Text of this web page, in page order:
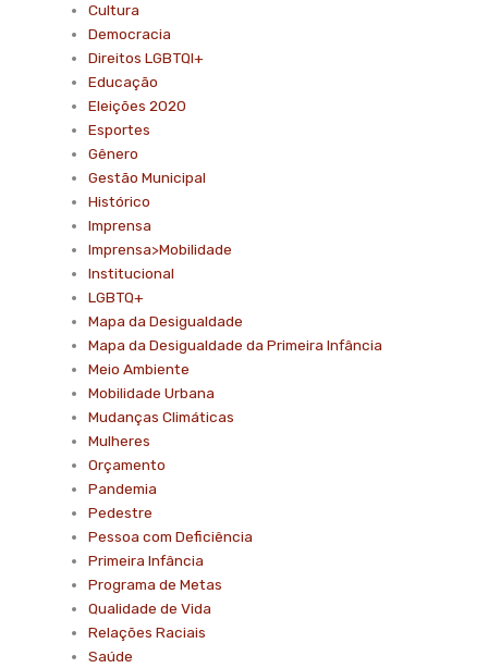
Cultura
Democracia
Direitos LGBTQI+
Educação
Eleições 2020
Esportes
Gênero
Gestão Municipal
Histórico
Imprensa
Imprensa>Mobilidade
Institucional
LGBTQ+
Mapa da Desigualdade
Mapa da Desigualdade da Primeira Infância
Meio Ambiente
Mobilidade Urbana
Mudanças Climáticas
Mulheres
Orçamento
Pandemia
Pedestre
Pessoa com Deficiência
Primeira Infância
Programa de Metas
Qualidade de Vida
Relações Raciais
Saúde